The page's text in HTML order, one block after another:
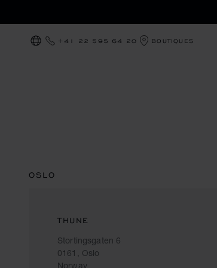
LOCALISATION (CHANGER DE PAYS)
+41 22 595 64 20 BOUTIQUES
OSLO
THUNE
Stortingsgaten 6
0161, Oslo
Norway